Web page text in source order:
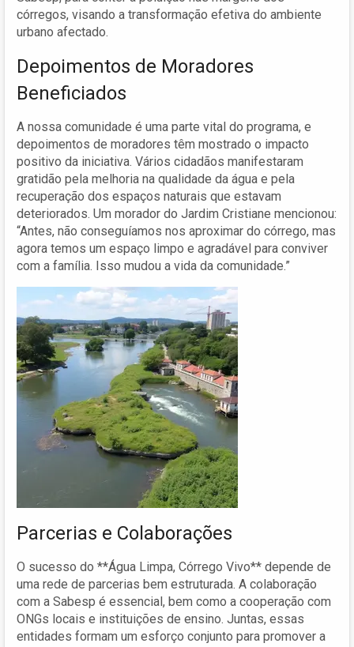
córregos, visando a transformação efetiva do ambiente
urbano afectado.
Depoimentos de Moradores
Beneficiados
A nossa comunidade é uma parte vital do programa, e
depoimentos de moradores têm mostrado o impacto
positivo da iniciativa. Vários cidadãos manifestaram
gratidão pela melhoria na qualidade da água e pela
recuperação dos espaços naturais que estavam
deteriorados. Um morador do Jardim Cristiane mencionou:
“Antes, não conseguíamos nos aproximar do córrego, mas
agora temos um espaço limpo e agradável para conviver
com a família. Isso mudou a vida da comunidade.”
Parcerias e Colaborações
O sucesso do **Água Limpa, Córrego Vivo** depende de
uma rede de parcerias bem estruturada. A colaboração
com a Sabesp é essencial, bem como a cooperação com
ONGs locais e instituições de ensino. Juntas, essas
entidades formam um esforço conjunto para promover a